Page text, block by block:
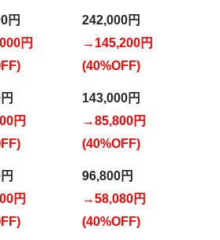
円
円
242,000円
→145,200円
(40%OFF)
円
143,000円
→85,800円
(40%OFF)
円
96,800円
→58,080円
(40%OFF)